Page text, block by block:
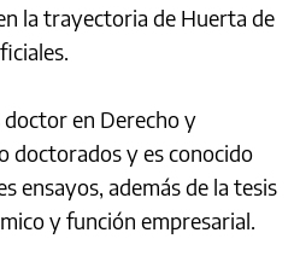
la trayectoria de Huerta de
doctor en Derecho y
doctorados y es conocido
ensayos, además de la tesis
y función empresarial.